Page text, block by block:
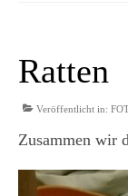
NACH DEM
ÜBER UNS
Ratten
Veröffentlicht in:
Zusammen wir